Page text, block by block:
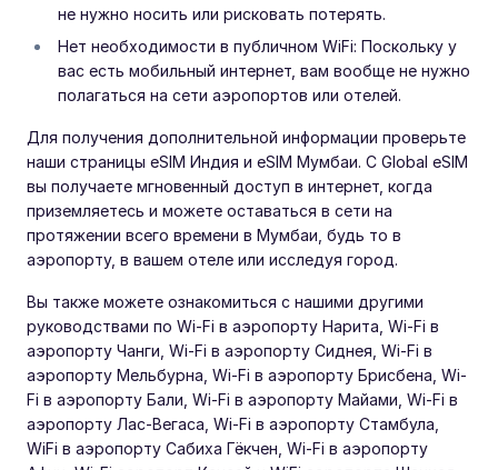
не нужно носить или рисковать потерять.
Нет необходимости в публичном WiFi: Поскольку у
вас есть мобильный интернет, вам вообще не нужно
полагаться на сети аэропортов или отелей.
Для получения дополнительной информации проверьте
наши страницы eSIM Индия и eSIM Мумбаи. С Global eSIM
вы получаете мгновенный доступ в интернет, когда
приземляетесь и можете оставаться в сети на
протяжении всего времени в Мумбаи, будь то в
аэропорту, в вашем отеле или исследуя город.
Вы также можете ознакомиться с нашими другими
руководствами по Wi-Fi в аэропорту Нарита, Wi-Fi в
аэропорту Чанги, Wi-Fi в аэропорту Сиднея, Wi-Fi в
аэропорту Мельбурна, Wi-Fi в аэропорту Брисбена, Wi-
Fi в аэропорту Бали, Wi-Fi в аэропорту Майами, Wi-Fi в
аэропорту Лас-Вегаса, Wi-Fi в аэропорту Стамбула,
WiFi в аэропорту Сабиха Гёкчен, Wi-Fi в аэропорту